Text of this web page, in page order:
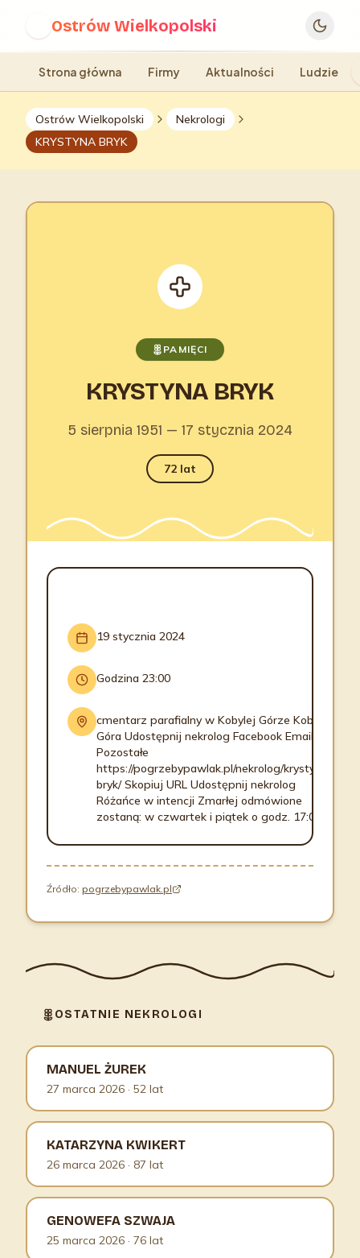
Ostrów Wielkopolski
Strona główna Firmy Aktualności Ludzie
Ostrów Wielkopolski
Nekrologi
KRYSTYNA BRYK
PAMIĘCI
KRYSTYNA BRYK
5 sierpnia 1951 — 17 stycznia 2024
72 lat
19 stycznia 2024
Godzina 23:00
cmentarz parafialny w Kobylej Górze Kobyla
Góra Udostępnij nekrolog Facebook Email
Pozostałe
https://pogrzebypawlak.pl/nekrolog/krystyna-
bryk/ Skopiuj URL Udostępnij nekrolog
Różańce w intencji Zmarłej odmówione
zostaną: w czwartek i piątek o godz. 17:00
Źródło: pogrzebypawlak.pl
OSTATNIE NEKROLOGI
MANUEL ŻUREK
27 marca 2026 · 52 lat
KATARZYNA KWIKERT
26 marca 2026 · 87 lat
GENOWEFA SZWAJA
25 marca 2026 · 76 lat